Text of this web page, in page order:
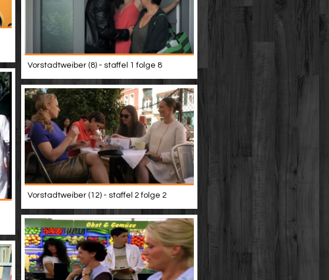
Vorstadtweiber (8) - staffel 1 folge 8
Vorstadtweiber (12) - staffel 2 folge 2